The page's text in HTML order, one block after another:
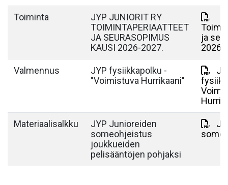
Toiminta
JYP JUNIORIT RY
TOIMINTAPERIAATTEET
JA SEURASOPIMUS
KAUSI 2026-2027.
ja
2026-
Valmennus
JYP fysiikkapolku -
"Voimistuva Hurrikaani"
Materiaalisalkku
JYP Junioreiden
someohjeistus
joukkueiden
pelisääntöjen pohjaksi